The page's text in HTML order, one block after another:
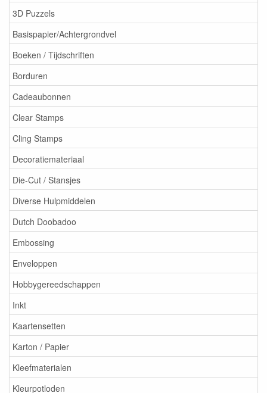
3D Puzzels
Basispapier/Achtergrondvel
Boeken / Tijdschriften
Borduren
Cadeaubonnen
Clear Stamps
Cling Stamps
Decoratiemateriaal
Die-Cut / Stansjes
Diverse Hulpmiddelen
Dutch Doobadoo
Embossing
Enveloppen
Hobbygereedschappen
Inkt
Kaartensetten
Karton / Papier
Kleefmaterialen
Kleurpotloden